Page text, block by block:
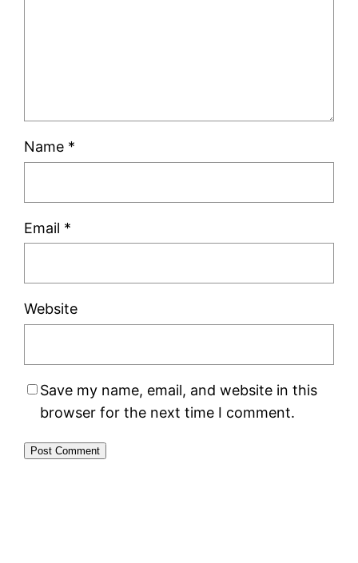
Name *
Email *
Website
Save my name, email, and website in this
browser for the next time I comment.